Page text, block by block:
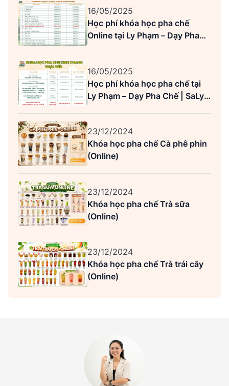
16/05/2025
Học phí khóa học pha chế
Online tại Ly Phạm – Dạy Pha
16/05/2025
Học phí khóa học pha chế tại
Ly Phạm – Dạy Pha Chế | SaLy
23/12/2024
Khóa học pha chế Cà phê phin
(Online)
23/12/2024
Khóa học pha chế Trà sữa
(Online)
23/12/2024
Khóa học pha chế Trà trái cây
(Online)